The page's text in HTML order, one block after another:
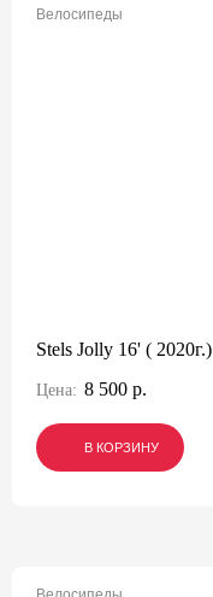
Велосипеды
Stels Jolly 16' ( 2020г.)
Цена: 8 500 р.
В КОРЗИНУ
В КОРЗИНУ
В КОРЗИНУ